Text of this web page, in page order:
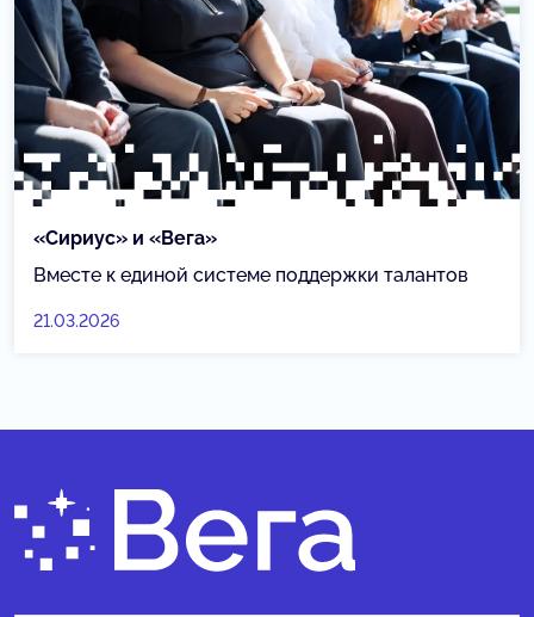
«Сириус» и «Вега»
Вместе к единой системе поддержки талантов
21.03.2026